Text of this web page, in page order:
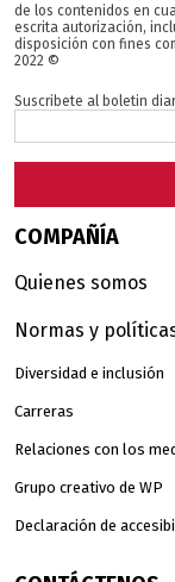
de los contenidos en
escrita autorización,
disposición con fines
2022 ©
Suscribete al boletin
COMPAÑÍA
Quienes somos
Normas y
Diversidad e inclusión
Carreras
Relaciones con los
Grupo creativo de WP
Declaración de